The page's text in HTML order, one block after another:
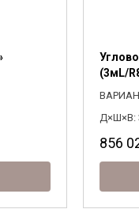
(3мL/
Д×Ш×В:
856